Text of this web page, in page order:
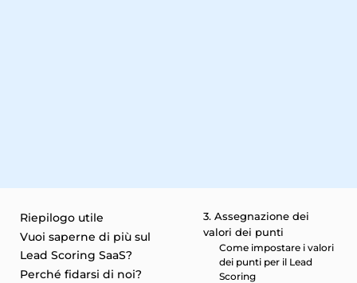
Riepilogo utile
Vuoi saperne di più sul
Lead Scoring SaaS?
Perché fidarsi di noi?
3. Assegnazione dei
valori dei punti
Come impostare i valori
dei punti per il Lead
Scoring